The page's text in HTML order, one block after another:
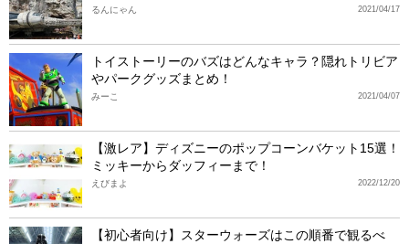
2021/04/17
るんにゃん
トイストーリーのバズはどんなキャラ？隠れトリビア
やパークグッズまとめ！
2021/04/07
みーこ
【激レア】ディズニーのポップコーンバケット15選！
ミッキーからダッフィーまで！
2022/12/20
えびまよ
【初心者向け】スターウォーズはこの順番で観るべ